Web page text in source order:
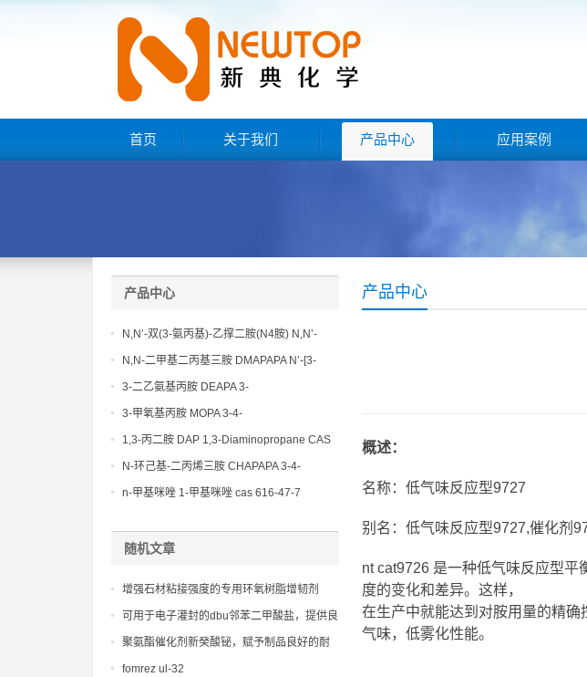
首页 关于我们 产品中心 应用案例
产品中心
概述：
名称：低气味反应型9727
别名：低气味反应型9727,催化剂
nt cat9726 是一种低气味反应型
度的变化和差异。这样，
在生产中就能达到对胺用量的精
气味，低雾化性能。
产品中心
N,N’-双(3-氨丙基)-乙撑二胺(N4胺) N,N’-
Bis(3-aminopropyl)-ethylenediamine CAS
No10563-26-5
N,N-二甲基二丙基三胺 DMAPAPA N’-[3-
(dimethylamino)propyllpropane-1,3-
diamine CAS No10563-29-8
3-二乙氨基丙胺 DEAPA 3-
(Diethylamino)propylamine CAS No 104-
3-甲氧基丙胺 MOPA 3-4-
Methoxypropylamine CAS No 5332-73-0
1,3-丙二胺 DAP 1,3-Diaminopropane CAS
No 109-76-2
N-环己基-二丙烯三胺 CHAPAPA 3-4-
Methoxypropylamine CAS No:5332-73-0
n-甲基咪唑 1-甲基咪唑 cas 616-47-7
随机文章
增强石材粘接强度的专用环氧树脂增韧剂
可用于电子灌封的dbu邻苯二甲酸盐，提供良
好的流动性和固化后性能
聚氨酯催化剂新癸酸铋，赋予制品良好的耐
候性和抗紫外线性能
fomrez ul-32